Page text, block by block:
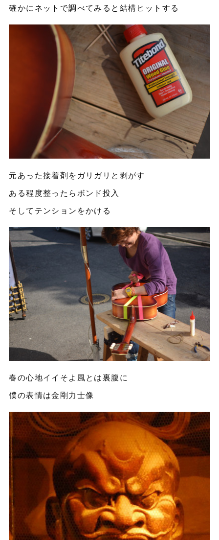
確かにネットで調べてみると結構ヒットする
元あった接着剤をガリガリと剥がす
ある程度整ったらボンド投入
そしてテンションをかける
春の心地イイそよ風とは裏腹に
僕の表情は金剛力士像